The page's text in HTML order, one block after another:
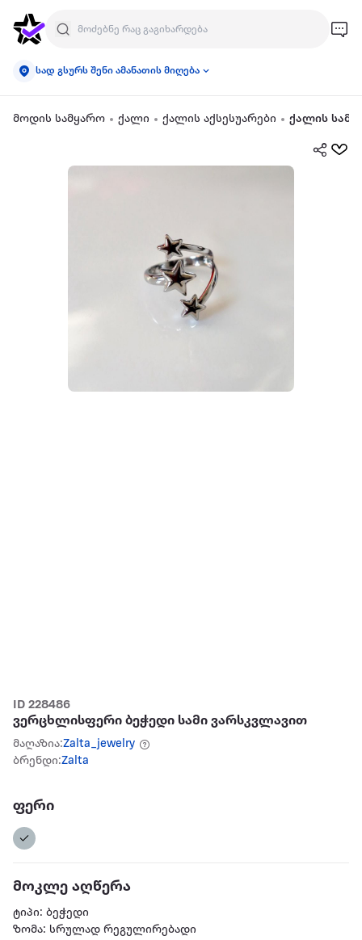
სად გსურს შენი ამანათის მიღება
მოდის სამყარო ქალი ქალის აქსესუარები ქალის
ID 228486
ვერცხლისფერი ბეჭედი სამი ვარსკვლავით
მაღაზია:Zalta_jewelry
ბრენდი:Zalta
ფერი
მოკლე აღწერა
ტიპი: ბეჭედი
ზომა: სრულად რეგულირებადი